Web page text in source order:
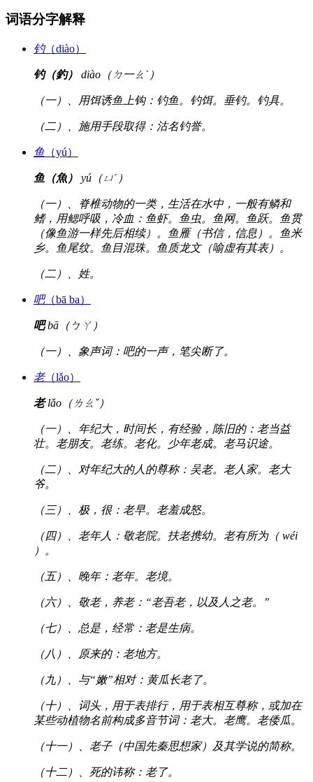
词语分字解释
钓（diào）
钓（釣） diào（ㄉ一ㄠˋ）
（一）、用饵诱鱼上钩：钓鱼。钓饵。垂钓。钓具。
（二）、施用手段取得：沽名钓誉。
鱼 （yú）
鱼（魚） yú（ㄩˊ）
（一）、脊椎动物的一类，生活在水中，一般有鳞和
鳍，用鳃呼吸，冷血：鱼虾。鱼虫。鱼网。鱼跃。鱼贯
（像鱼游一样先后相续）。鱼雁（书信，信息）。鱼米
乡。鱼尾纹。鱼目混珠。鱼质龙文（喻虚有其表）。
（二）、姓。
吧（bā ba）
吧bā（ㄅㄚ）
（一）、象声词：吧的一声，笔尖断了。
老（lǎo）
老lǎo（ㄌㄠˇ）
（一）、年纪大，时间长，有经验，陈旧的：老当益
壮。老朋友。老练。老化。少年老成。老马识途。
（二）、对年纪大的人的尊称：吴老。老人家。老大
爷。
（三）、极，很：老早。老羞成怒。
（四）、老年人：敬老院。扶老携幼。老有所为（ wéi
）。
（五）、晚年：老年。老境。
（六）、敬老，养老：“老吾老，以及人之老。”
（七）、总是，经常：老是生病。
（八）、原来的：老地方。
（九）、与“嫩”相对：黄瓜长老了。
（十）、词头，用于表排行，用于表相互尊称，或加在
某些动植物名前构成多音节词：老大。老鹰。老倭瓜。
（十一）、老子（中国先秦思想家）及其学说的简称。
（十二）、死的讳称：老了。